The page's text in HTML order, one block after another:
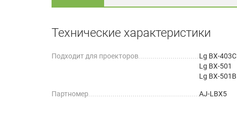
Технические характеристики
Подходит для проекторов
Lg BX-403C
Lg BX-501
Lg BX-501B
Партномер AJ-LBX5